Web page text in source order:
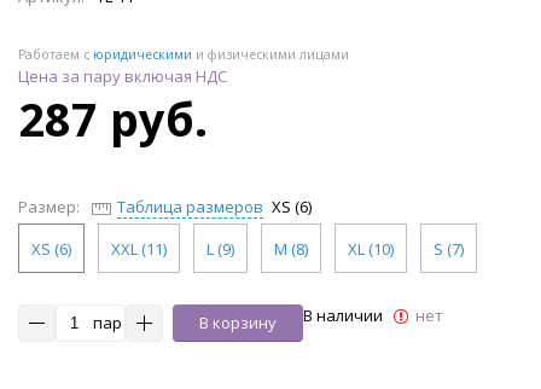
Работаем с юридическими и физическими лицами
Цена за пару включая НДС
287 руб.
Размер: Таблица размеров XS (6)
XS (6)
XXL (11) L (9) M (8) XL (10) S (7)
пар В корзину В наличии нет